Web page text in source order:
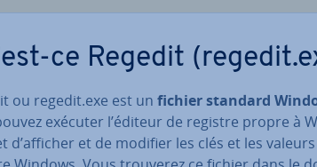
ce Regedit
ou regedit.exe est un fichier standard
exécuter l’éditeur de registre propre à
d’afficher et de modifier les clés et les